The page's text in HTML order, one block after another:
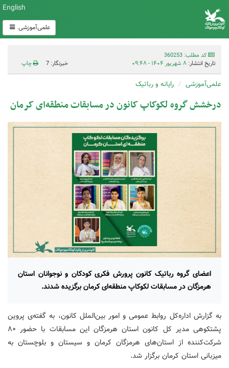
English
علمی‌آموزشی
کد مطلب: 360253
تاریخ انتشار: ۸ شهریور ۱۴۰۴ - ۰۹:۴۸ خبرنگار: 7 چاپ
علمی‌آموزشی رايانه و رباتیک
درخشش گروه لکوکاپ کانون در مسابقات منطقه‌ای کرمان
اعضای گروه رباتیک کانون پرورش فکری کودکان و نوجوانان استان
هرمزگان در مسابقات لکوکاپ منطقه‌ای کرمان برگزیده شدند.
به گزارش اداره‌کل روابط عمومی و امور بین‌الملل کانون، به گفته‌ی پروین
پشتکوهی مدیر کل کانون استان هرمزگان این مسابقات با حضور ۸۰
شرکت‌کننده از استان‌های هرمزگان کرمان و سیستان و بلوچستان به
میزبانی استان کرمان برگزار شد.